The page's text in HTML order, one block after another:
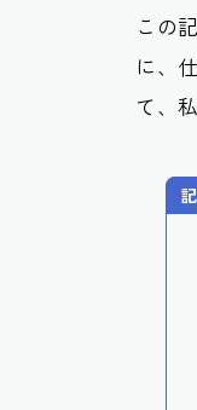
この
に、
て、